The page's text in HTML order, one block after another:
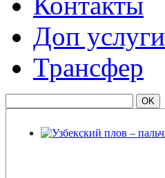
Доп услуги
Трансфер